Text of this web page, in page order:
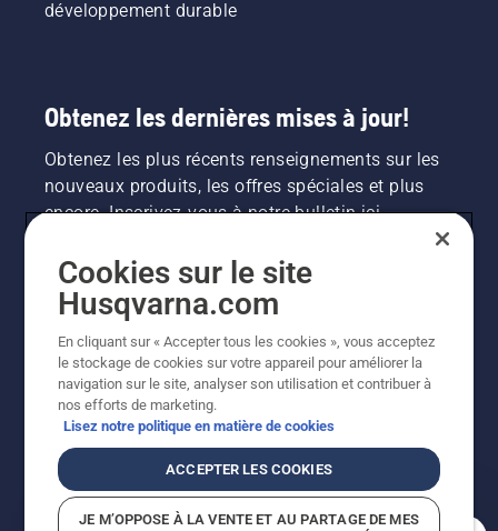
développement durable
Obtenez les dernières mises à jour!
Obtenez les plus récents renseignements sur les
nouveaux produits, les offres spéciales et plus
encore. Inscrivez-vous à notre bulletin ici.
INSCRIPTION À LA NEWSLETTER
©2026 Husqvarna AB (publ.). En raison de
Cookies sur le site
Husqvarna.com
En cliquant sur « Accepter tous les cookies », vous acceptez
le stockage de cookies sur votre appareil pour améliorer la
navigation sur le site, analyser son utilisation et contribuer à
nos efforts de marketing.
Lisez notre politique en matière de cookies
ACCEPTER LES COOKIES
JE M’OPPOSE À LA VENTE ET AU PARTAGE DE MES